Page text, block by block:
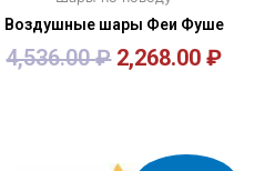
Воздушные шары Феи Фуше
4,536.00₽ 2,268.00₽